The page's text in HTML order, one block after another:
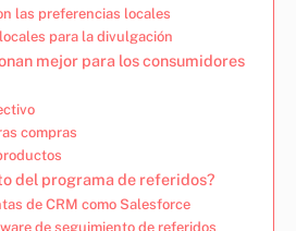
las preferencias locales
para la divulgación
mejor para los consumidores
compras
del programa de referidos?
de CRM como Salesforce
de seguimiento de referidos